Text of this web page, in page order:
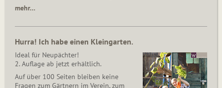
mehr…
Hurra! Ich habe einen Kleingarten.
Ideal für Neupächter!
2. Auflage ab jetzt erhältlich.
Auf über 100 Seiten bleiben keine
Fragen zum Gärtnern im Verein, zum